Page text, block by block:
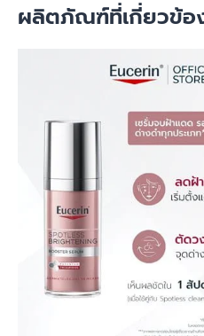
ผลิตภัณฑ์ที่เกี่ยวข้อ